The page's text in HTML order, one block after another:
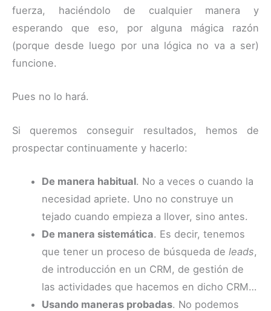
fuerza, haciéndolo de cualquier manera y
esperando que eso, por alguna mágica razón
(porque desde luego por una lógica no va a ser)
funcione.
Pues no lo hará.
Si queremos conseguir resultados, hemos de
prospectar continuamente y hacerlo:
De manera habitual. No a veces o cuando la
necesidad apriete. Uno no construye un
tejado cuando empieza a llover, sino antes.
De manera sistemática. Es decir, tenemos
que tener un proceso de búsqueda deleads,
de introducción en un CRM, de gestión de
las actividades que hacemos en dicho CRM…
Usando maneras probadas. No podemos